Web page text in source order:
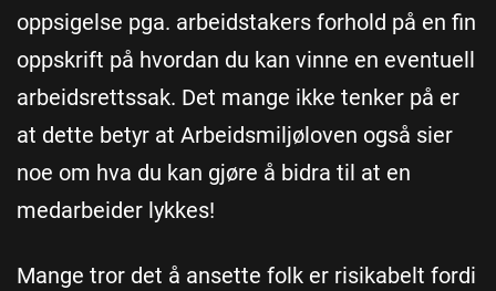
oppsigelse pga. arbeidstakers forhold på en fin
oppskrift på hvordan du kan vinne en eventuell
arbeidsrettssak. Det mange ikke tenker på er
at dette betyr at Arbeidsmiljøloven også sier
noe om hva du kan gjøre å bidra til at en
medarbeider lykkes!
Mange tror det å ansette folk er risikabelt fordi